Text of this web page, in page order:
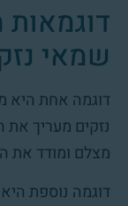
שמאי
דוגמה אחת היא
נזקים מעריך
מצלם ומודד את
דוגמה נוספת